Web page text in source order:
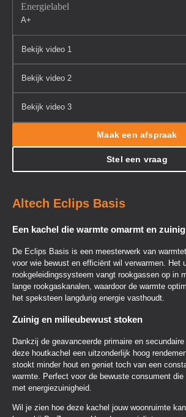
Energielabel
A+
Bekijk video 1
Bekijk video 2
Bekijk video 3
Maak een afspraak
Stel een vraag
Altech Eclips Basis
Een kachel die warmte omarmt en
De Eclips Basis is een meesterwerk van
voor wie bewust en efficiënt wil verwarmen. Het
rookgeleidingssysteem vangt rookgassen op in
lange rookgaskanalen, waardoor de warmte
het speksteen langdurig energie vasthoudt.
Zuinig en milieubewust stoken
Dankzij de geavanceerde primaire en
deze houtkachel een uitzonderlijk hoog
stookt minder hout en geniet toch van een
warmte. Perfect voor de bewuste consument
met energiezuinigheid.
Wil je zien hoe deze kachel jouw woonruimte